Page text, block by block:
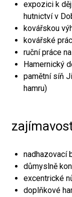
expozici k
hutnictví v
kovářskou
kovářské
ruční práce
Hamernický
pamětní síň
hamru)
nadhazovací
důmyslně
excentrické
doplňkové